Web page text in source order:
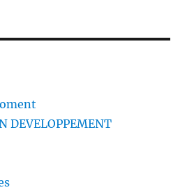
DEVELOPPEMENT